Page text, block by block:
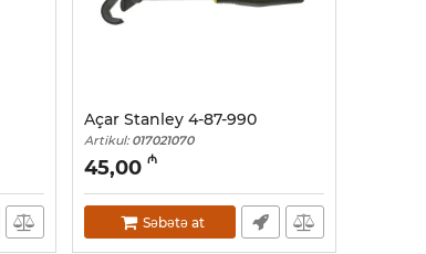
Açar Stanley 4-87-990
Artikul: 017021070
45,00 ₼
Səbətə at